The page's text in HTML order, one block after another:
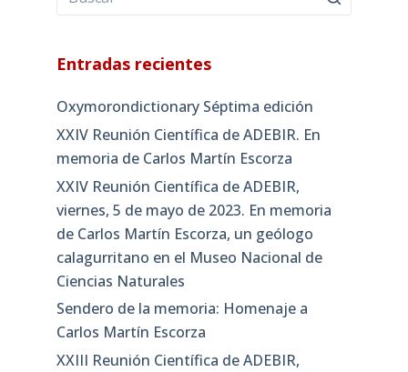
Entradas recientes
Oxymorondictionary Séptima edición
XXIV Reunión Científica de ADEBIR. En
memoria de Carlos Martín Escorza
XXIV Reunión Científica de ADEBIR,
viernes, 5 de mayo de 2023. En memoria
de Carlos Martín Escorza, un geólogo
calagurritano en el Museo Nacional de
Ciencias Naturales
Sendero de la memoria: Homenaje a
Carlos Martín Escorza
XXIII Reunión Científica de ADEBIR,